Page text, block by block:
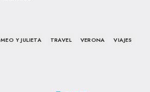
Y JULIETA TRAVEL VERONA VIAJES